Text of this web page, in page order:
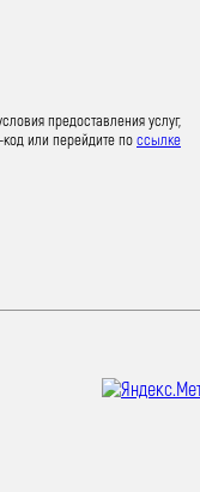
предоставления услуг,
код или перейдите поссылке